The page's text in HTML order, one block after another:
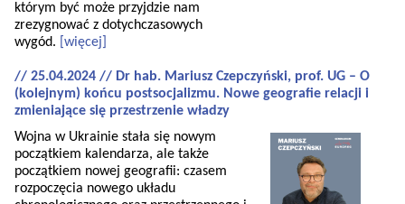
którym być może przyjdzie nam
zrezygnować z dotychczasowych
wygód.
[więcej]
// 25.04.2024 // Dr hab. Mariusz Czepczyński, prof. UG – O
(kolejnym) końcu postsocjalizmu. Nowe geografie relacji i
zmieniające się przestrzenie władzy
Wojna w Ukrainie stała się nowym
początkiem kalendarza, ale także
początkiem nowej geografii: czasem
rozpoczęcia nowego układu